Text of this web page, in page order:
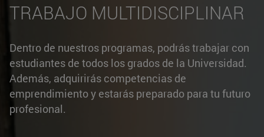
TRABAJO MULTIDISCIPLINAR
Dentro de nuestros programas, podrás trabajar con
estudiantes de todos los grados de la Universidad.
Además, adquirirás competencias de
emprendimiento y estarás preparado para tu futuro
profesional.